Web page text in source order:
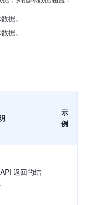
据。
据。
示
例
返回的结